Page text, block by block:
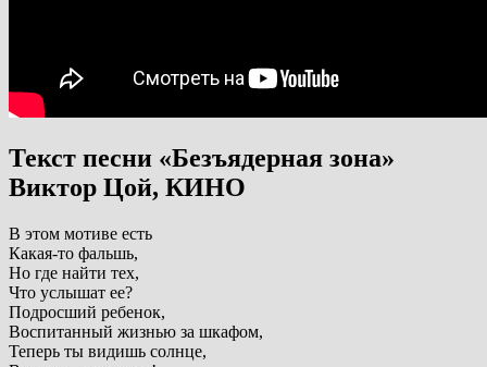
Текст песни «Безъядерная зона»
Виктор Цой, КИНО
В этом мотиве есть
Какая-то фальшь,
Но где найти тех,
Что услышат ее?
Подросший ребенок,
Воспитанный жизнью за шкафом,
Теперь ты видишь солнце,